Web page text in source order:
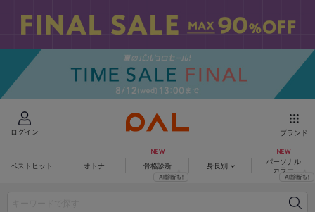
ログイン ブランド
ベストヒット オトナ 骨格診断 身長別
パーソナル
カラー